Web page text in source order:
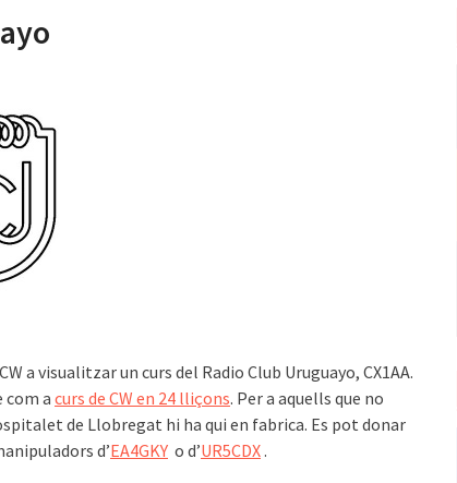
a visualitzar un curs del Radio Club Uruguayo, CX1AA.
com a curs de CW en 24 lliçons. Per a aquells que no
de Llobregat hi ha qui en fabrica. Es pot donar
d’EA4GKY o d’UR5CDX.